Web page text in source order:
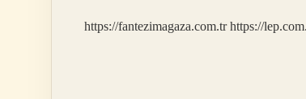
Mi
https://fantezimagaza.com.tr https://